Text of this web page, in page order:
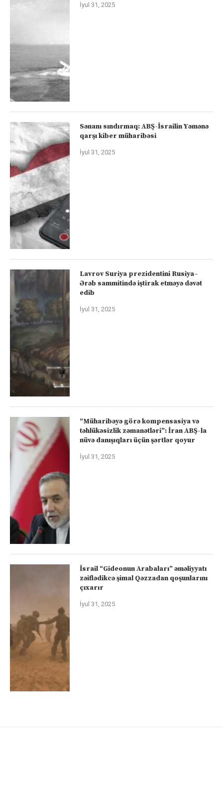
İyul 31, 2025
Sənanı sındırmaq: ABŞ-İsrailin Yəmənə
qarşı kiber müharibəsi
İyul 31, 2025
Lavrov Suriya prezidentini Rusiya–
Ərəb sammitində iştirak etməyə dəvət
edib
İyul 31, 2025
“Müharibəyə görə kompensasiya və
təhlükəsizlik zəmanətləri”: İran ABŞ-la
nüvə danışıqları üçün şərtlər qoyur
İyul 31, 2025
İsrail “Gideonun Arabaları” əməliyyatı
zəiflədikcə şimal Qəzzadan qoşunlarını
çıxarır
İyul 31, 2025